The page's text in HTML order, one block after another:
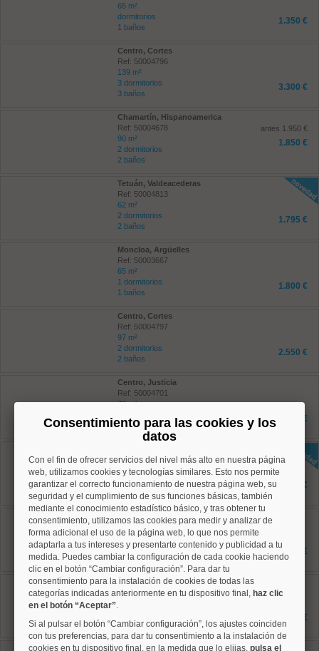
65 m²
dormitorios
1 baños
1.350 €
Centro, Cortes
Ref: 50004796
139 m²
3 dormitorios
3 baños
3.300 €
Chamartín, Hispanoamerica
Ref: 50004678
90 m²
2 dormitorios
2 baños
antes 1.950 €
1.850 €
Tetuán, Valdeacederas
Ref: 50004813
62 m²
2 dormitorios
2 baños
1.795 €
Moncloa, Argüelles
Ref: 50003667
65 m²
1 dormitorios
1 baños
1.800 €
Centro, Cortes
Ref: 50004797
97 m²
2 dormitorios
2 baños
2.550 €
Centro, Justicia
Ref: 50004701
70 m²
2 baños
1.650 €
Ref: 50004815
100 m²
2 dormitorios
1 baños
1.950 €
Ref: 50004780
87 m²
2 dormitorios
2 baños
4.000 €
Tetuán, Valdeacederas
Ref: 50004217
1 baños
2.000 €
Centro, Sol
Consentimiento para las cookies y los
datos
Con el fin de ofrecer servicios del nivel más alto en nuestra página
web, utilizamos cookies y tecnologías similares. Esto nos permite
garantizar el correcto funcionamiento de nuestra página web, su
seguridad y el cumplimiento de sus funciones básicas, también
mediante el conocimiento estadístico básico, y tras obtener tu
consentimiento, utilizamos las cookies para medir y analizar de
forma adicional el uso de la página web, lo que nos permite
adaptarla a tus intereses y presentarte contenido y publicidad a tu
medida. Puedes cambiar la configuración de cada cookie haciendo
clic en el botón “Cambiar configuración”. Para dar tu
consentimiento para la instalación de cookies de todas las
categorías indicadas anteriormente en tu dispositivo final, haz clic
en el botón “Aceptar”.
Si al pulsar el botón “Cambiar configuración”, los ajustes coinciden
con tus preferencias, para dar tu consentimiento a la instalación de
cookies en tu dispositivo final, en la medida que lo elijas, pulsa el